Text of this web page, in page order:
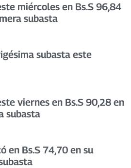
miércoles en Bs.S 96,84
subasta
subasta este
viernes en Bs.S 90,28 en
subasta
en Bs.S 74,70 en su